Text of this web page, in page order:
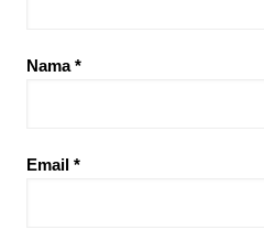
Nama*
Email *